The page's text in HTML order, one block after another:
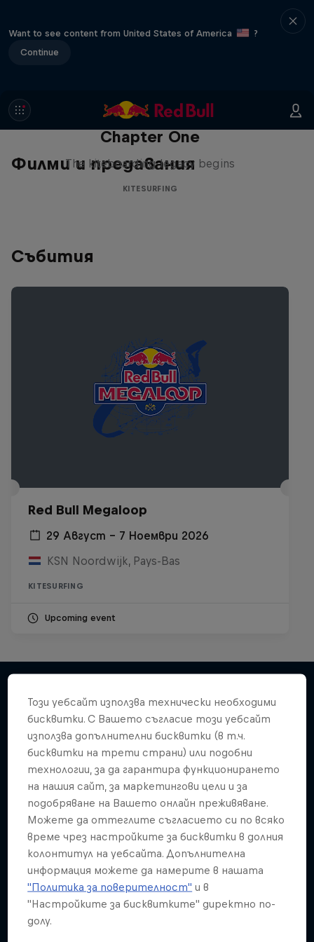
Want to see content from United States of America
?
Continue
Филми и предавания
Chapter One
The kiteboarding legacy begins
KITESURFING
Събития
Red Bull Megaloop
29 Август – 7 Ноември 2026
KSN Noordwijk, Pays-Bas
KITESURFING
Upcoming event
Подобни
Kings of the Air
The evolution of extreme big-air kitesurfing
KITESURFING
Този уебсайт използва технически необходими
бисквитки. С Вашето съгласие този уебсайт
използва допълнителни бисквитки (в т.ч.
бисквитки на трети страни) или подобни
технологии, за да гарантира функционирането
на нашия сайт, за маркетингови цели и за
подобряване на Вашето онлайн преживяване.
Можете да оттеглите съгласието си по всяко
време чрез настройките за бисквитки в долния
колонтитул на уебсайта. Допълнителна
информация можете да намерите в нашата
"Политика за поверителност" и в
"Настройките за бисквитките" директно по-
долу.